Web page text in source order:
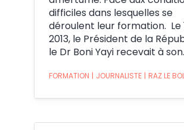
difficiles dans lesquelles se
déroulent leur formation. Le
2013, le Président de la
le Dr Boni Yayi recevait à
FORMATION | JOURNALISTE | RAZ LE